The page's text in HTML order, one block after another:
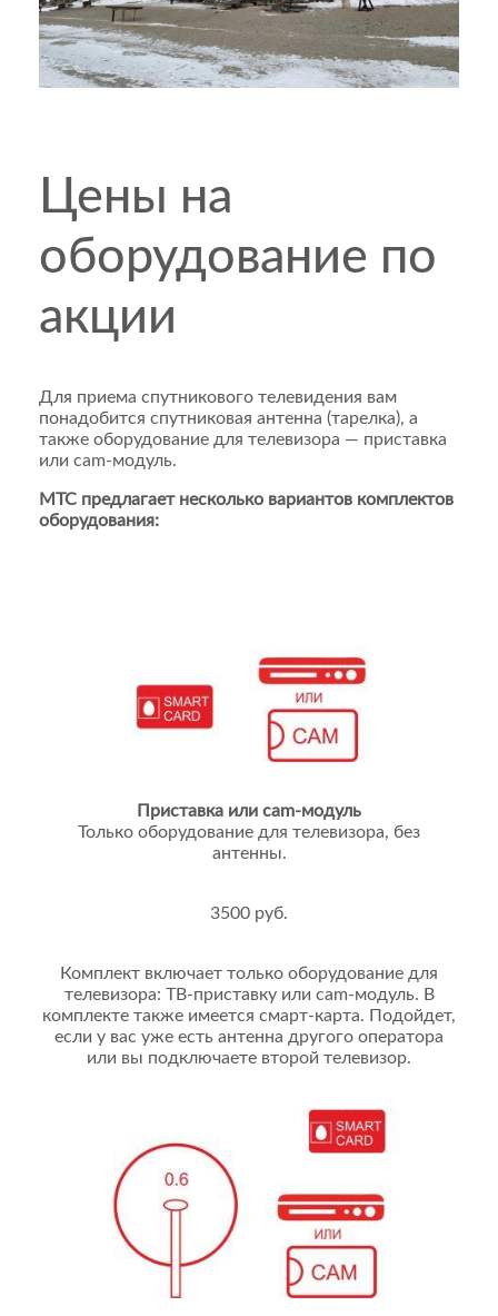
Цены на
оборудование по
акции
Для приема спутникового телевидения вам
понадобится спутниковая антенна (тарелка), а
также оборудование для телевизора — приставка
или cam-модуль.
МТС предлагает несколько вариантов комплектов
оборудования:
Приставка или cam-модуль
Только оборудование для телевизора, без
антенны.
3500 руб.
Комплект включает только оборудование для
телевизора: ТВ-приставку или cam-модуль. В
комплекте также имеется смарт-карта. Подойдет,
если у вас уже есть антенна другого оператора
или вы подключаете второй телевизор.